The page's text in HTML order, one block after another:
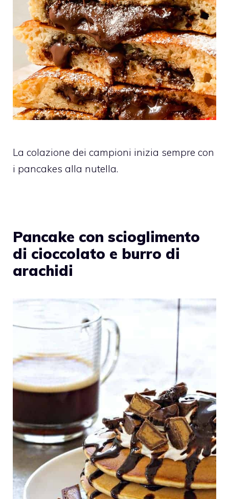
La colazione dei campioni inizia sempre con
i pancakes alla nutella.
Pancake con scioglimento
di cioccolato e burro di
arachidi